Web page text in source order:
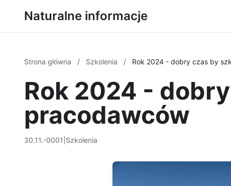
Naturalne informacje
Strona główna / Szkolenia / Rok 2024 - dobry czas by
Rok 2024 -
pracodawców
30.11.-0001 Szkolenia